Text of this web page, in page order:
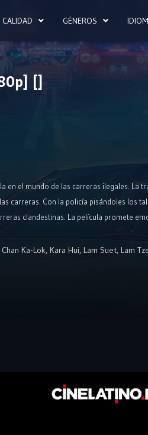
CALIDAD GÉNEROS
[]
en el mundo de las carreras ilegales. La
carreras. Con la policía pisándoles los
clandestinas. La película promete
Ka-Lok, Kara Hui, Lam Suet, Lam